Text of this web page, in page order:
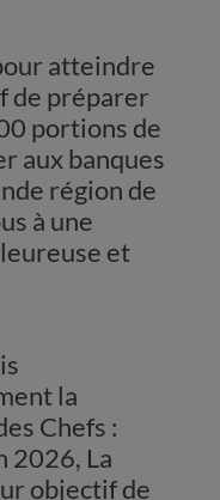
atteindre
de préparer
portions de
aux banques
région de
à une
et
la
Chefs :
2026, La
objectif de